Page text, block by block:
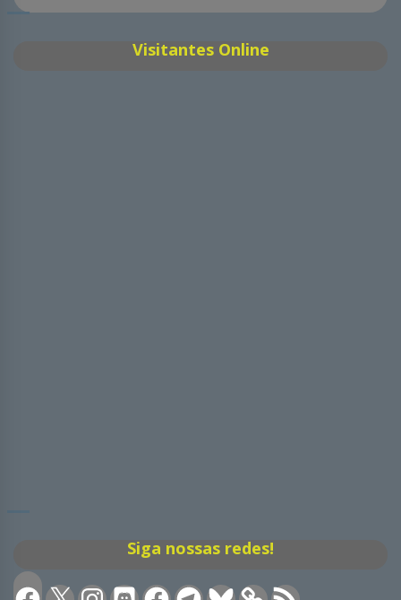
Visitantes Online
Siga nossas redes!
Facebook
X Instagram
DiscordFacebookTelegramBluesky Feed